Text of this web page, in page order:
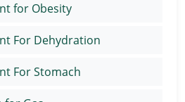
for Obesity
For Dehydration
For Stomach